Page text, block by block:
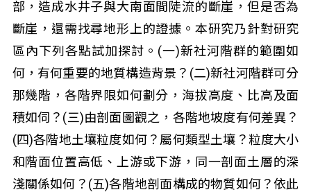
部，造成水井子與大南面間陡流的斷崖，但是否為
斷崖，還需找尋地形上的證據。本研究乃針對研究
區內下列各點試加探討。(一)新社河階群的範圍如
何，有何重要的地質構造背景？(二)新社河階群可分
那幾階，各階界限如何劃分，海拔高度、比高及面
積如伺？(三)由剖面圖觀之，各階地坡度有何差異？
(四)各階地土壤粒度如何？屬何類型土壤？粒度大小
和階面位置高低、上游或下游，同一剖面土層的深
淺關係如何？(五)各階地剖面構成的物質如何？依此